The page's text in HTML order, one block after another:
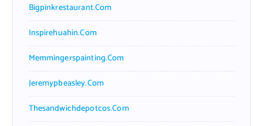
Bigpinkrestaurant.com
Inspirehuahin.com
Memmingerspainting.com
Jeremypbeasley.com
Thesandwichdepotcos.com